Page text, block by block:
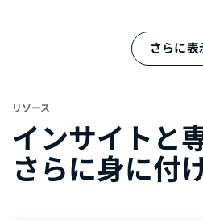
さらに表
リソース
インサイトと
さらに身に付